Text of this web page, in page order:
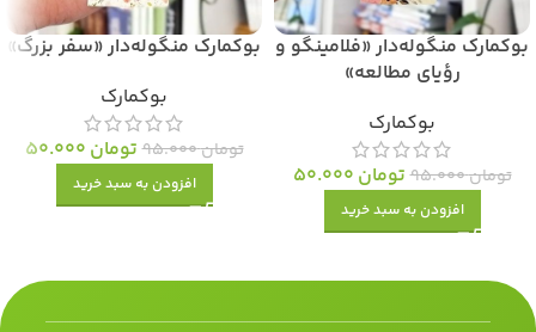
بوکمارک منگوله‌دار «فلامینگو و
رؤیای مطالعه»
بوکمارک
تومان95.000 تومان
افزودن به سبد خرید
بوکمارک منگوله‌دار «سفر بزرگ»
بوکمارک
تومان95.000 تومان
افزودن به سبد خرید